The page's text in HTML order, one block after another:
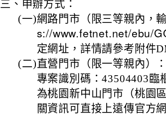
三、 申辦方式：
(一)網路門市（限三等親內，
s://www.fetnet.net/ebu/
定網址，詳情請參考附件
(二)直營門市（限一等親內）
專案識別碼：43504403臨
為桃園新中山門市（桃園
關資訊可直接上遠傳官方